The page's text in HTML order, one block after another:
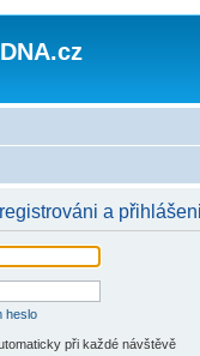
a
heslo
při každé návštěvě